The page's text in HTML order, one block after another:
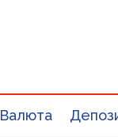
Валюта